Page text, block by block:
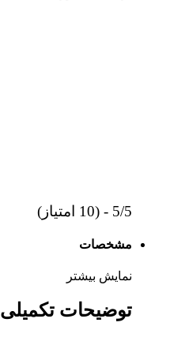
5/5 - (10 امتیاز)
مشخصات
نمایش بیشتر
توضیحات تکمیلی